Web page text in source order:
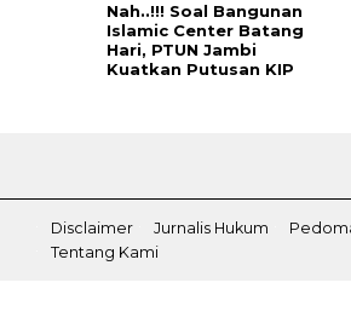
Nah..!!! Soal Bangunan
Islamic Center Batang
Hari, PTUN Jambi
Kuatkan Putusan KIP
Disclaimer Jurnalis Hukum
Tentang Kami